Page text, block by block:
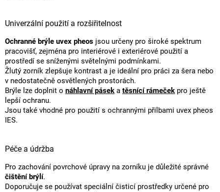
Univerzální použití a rozšiřitelnost
Ochranné brýle uvex pheos jsou určeny pro široké spektrum
pracovišť, zejména pro interiérové i exteriérové použití a
prostředí se sníženými světelnými podmínkami.
Žlutý zorník zlepšuje kontrast a je ideální pro práci za šera nebo
v nedostatečně osvětlených prostorách.
Brýle lze doplnit o náhlavní pásek a těsnící rámeček pro ještě
lepší ochranu.
Jsou také vhodné pro použití s ochrannými přilbami uvex pheos
IES.
Péče a údržba
Pro zachování povrchové úpravy na zorníku je důležité správné
čištění brýlí.
Doporučuje se používat speciální čisticí prostředky určené pro